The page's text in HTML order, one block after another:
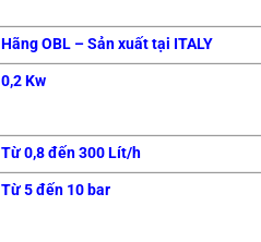
Hãng OBL – Sản xuất tại ITALY
0,2 Kw
Từ 0,8 đến 300 Lít/h
Từ 5 đến 10 bar